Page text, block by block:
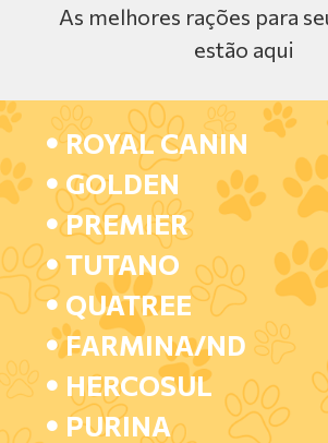
As melhores rações para
estão aqui
ROYAL CANIN
GOLDEN
PREMIER
TUTANO
QUATREE
FARMINA/ND
HERCOSUL
PURINA